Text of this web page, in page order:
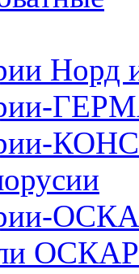
ОСКАР